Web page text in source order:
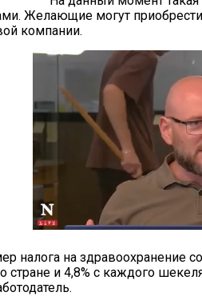
Желающие могут
компании.
налога на здравоохранение
стране и 4,8% с каждого